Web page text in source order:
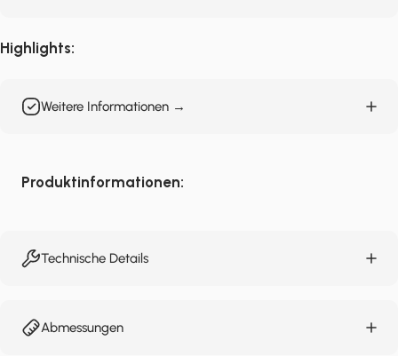
Highlights:
Weitere Informationen →
Produktinformationen:
Technische Details
Abmessungen